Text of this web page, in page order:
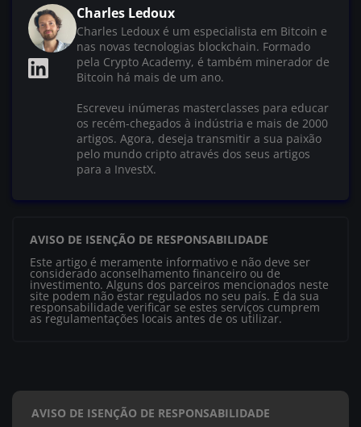
Charles Ledoux
Charles Ledoux é um especialista em Bitcoin e
nas novas tecnologias blockchain. Formado
pela Crypto Academy, é também minerador de
Bitcoin há mais de um ano.
Escreveu inúmeras masterclasses para educar
os recém-chegados à indústria e mais de 2000
artigos. Agora, deseja transmitir a sua paixão
pelo mundo cripto através dos seus artigos
para a InvestX.
AVISO DE ISENÇÃO DE RESPONSABILIDADE
Este artigo é meramente informativo e não deve ser
considerado aconselhamento financeiro ou de
investimento. Alguns dos parceiros mencionados neste
site podem não estar regulados no seu país. É da sua
responsabilidade verificar se estes serviços cumprem
as regulamentações locais antes de os utilizar.
AVISO DE ISENÇÃO DE RESPONSABILIDADE